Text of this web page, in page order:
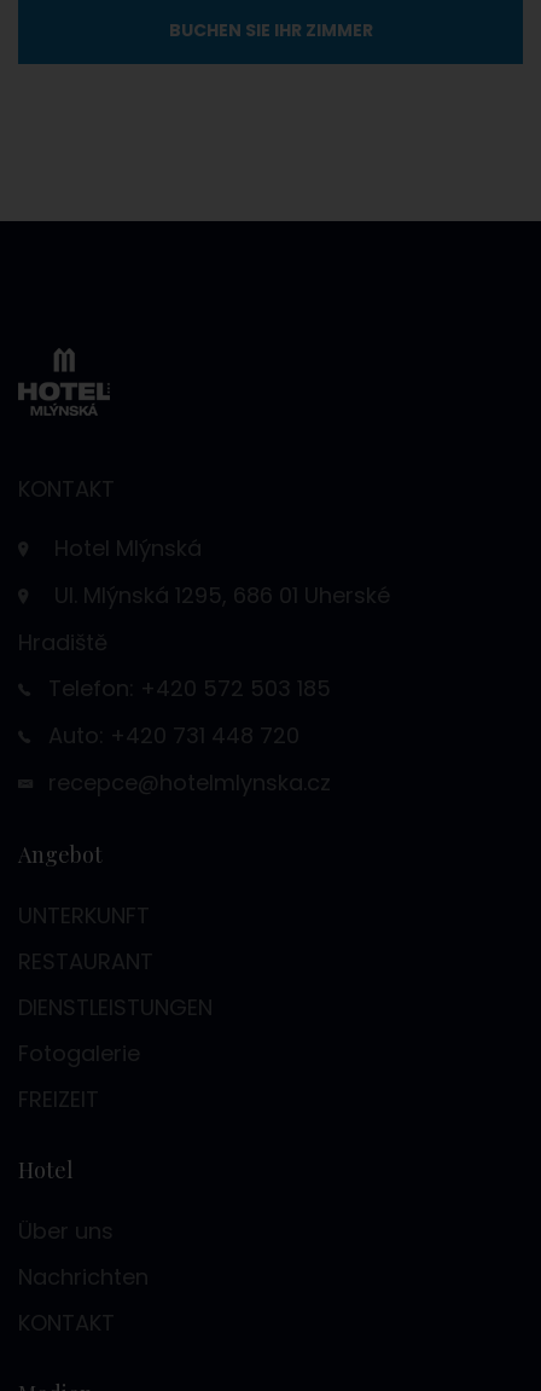
BUCHEN SIE IHR ZIMMER
KONTAKT
Hotel Mlýnská
Ul. Mlýnská 1295, 686 01 Uherské
Hradiště
Telefon: +420 572 503 185
Auto: +420 731 448 720
recepce@hotelmlynska.cz
Angebot
UNTERKUNFT
RESTAURANT
DIENSTLEISTUNGEN
Fotogalerie
FREIZEIT
Hotel
Über uns
Nachrichten
KONTAKT